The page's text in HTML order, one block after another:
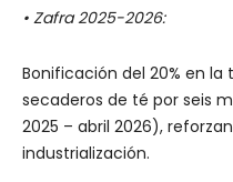
• Zafra 2025-2026:
Bonificación del 20% en
secaderos de té por seis
2025 – abril 2026),
industrialización.